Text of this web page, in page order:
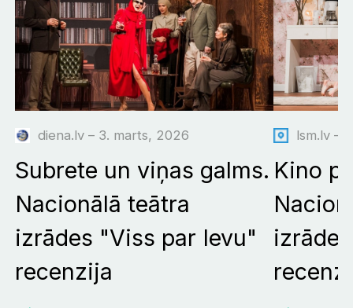
diena.lv – 3. marts, 2026
Subrete un viņas galms.
Nacionālā teātra
izrādes "Viss par Ievu"
recenzija
lsm.lv –
Kino